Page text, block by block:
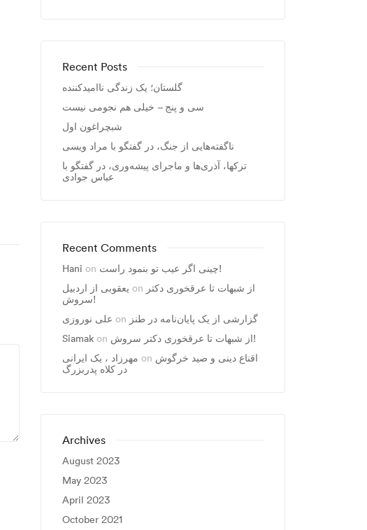
Recent Posts
گلستان؛ یک زندگی ناامیدکننده
سی و پنج – خیلی هم نجومی نیست
شبچراغون اول
ناگفته‌هایی از جنگ، در گفتگو با مراد ویسی
ترکها، آذری‌ها و ماجرای پیشه‌وری، در گفتگو با
عباس جوادی
Recent Comments
Hani on
چینی اگر عیب تو بنمود راست!
یعقوبی از اردبیل on از شبهات تا عرقخوری دکتر
سروش!
علی نوروزی on گزارشی از یک پایان‌نامه در طنز
Siamak on
از شبهات تا عرقخوری دکتر سروش!
مهرزاد ، يک ايرانی on اقناع دینی و صید خرگوش
در کلاه پدربزرگ
Archives
August 2023
May 2023
April 2023
October 2021